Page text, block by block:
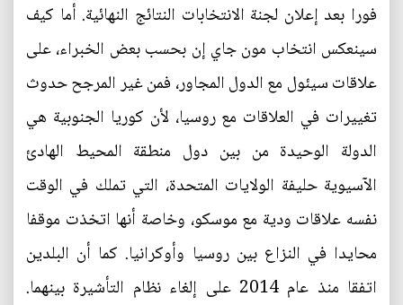
فورا بعد إعلان لجنة الانتخابات النتائج النهائية. أما كيف
سينعكس انتخاب مون جاي إن بحسب بعض الخبراء، على
علاقات سيئول مع الدول المجاور، فمن غير المرجح حدوث
تغييرات في العلاقات مع روسيا، لأن كوريا الجنوبية هي
الدولة الوحيدة من بين دول منطقة المحيط الهادئ
الآسيوية حليفة الولايات المتحدة، التي تملك في الوقت
نفسه علاقات ودية مع موسكو، وخاصة أنها اتخذت موقفا
محايدا في النزاع بين روسيا وأوكرانيا. كما أن البلدين
اتفقا منذ عام 2014 على إلغاء نظام التأشيرة بينهما.